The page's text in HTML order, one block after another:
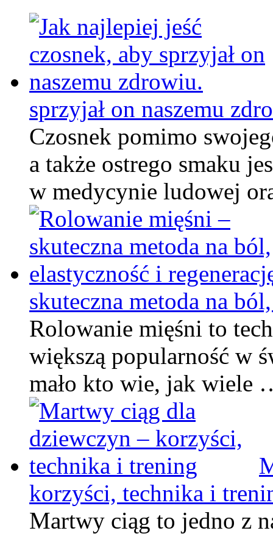
sprzyjał on naszemu
Czosnek pomimo
a także ostrego smaku
w medycynie ludowej
skuteczna metoda na
Rolowanie mięśni to
większą popularność w
mało kto wie, jak wiele
korzyści, technika i
Martwy ciąg to jedno z